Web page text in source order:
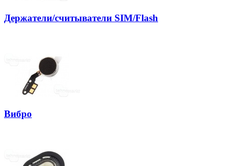
Держатели/считыватели SIM/Flash
Вибро